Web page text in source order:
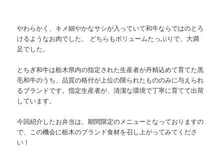
やわらかく、キメ細やかなサシが入っていて和牛ならではのとろ
けるようなお肉でした。 どちらもボリュームたっぷりで、大満
足でした。
とちぎ和牛は栃木県内の指定された生産者が丹精込めて育てた黒
毛和牛のうち、品質の格付が上位の限られたもののみに与えられ
るブランドです。指定生産者が、清潔な環境で丁寧に育てて出荷
しています。
今回紹介したお弁当は、期間限定のメニューとなっておりますの
で、この機会に栃木のブランド食材を召し上がってみてくださ
い！